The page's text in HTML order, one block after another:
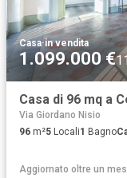
Casa·in vendita
1.099.000 €
Casa di 96 mq a
Via Giordano Nisio
96 m²5 Locali1 Bagno
Aggiornato oltre un